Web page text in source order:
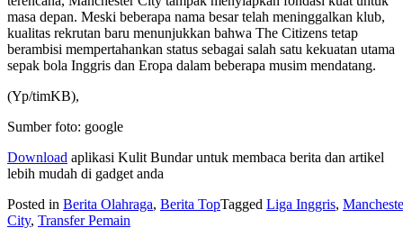
masa depan. Meski beberapa nama besar telah meninggalkan klub,
kualitas rekrutan baru menunjukkan bahwa The Citizens tetap
berambisi mempertahankan status sebagai salah satu kekuatan utama
sepak bola Inggris dan Eropa dalam beberapa musim mendatang.
(Yp/timKB),
Sumber foto: google
Download aplikasi Kulit Bundar untuk membaca berita dan artikel
lebih mudah di gadget anda
Posted in Berita Olahraga, Berita TopTagged Liga Inggris,
City, Transfer Pemain